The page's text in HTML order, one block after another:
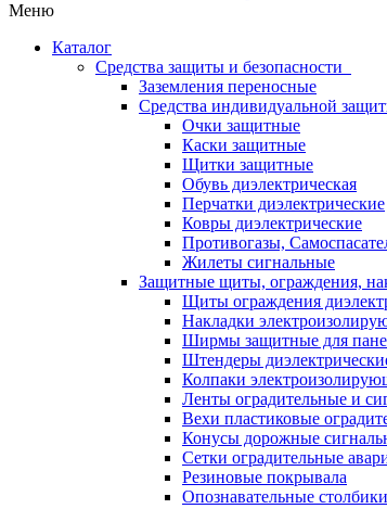
Меню
Каталог
Средства защиты и безопасности
Заземления переносные
Средства индивидуальной
Очки защитные
Каски защитные
Щитки защитные
Обувь диэлектрическая
Перчатки диэлектрические
Ковры диэлектрические
Противогазы,
Жилеты сигнальные
Защитные щиты, ограждения,
Щиты ограждения
Накладки
Ширмы защитные для
Штендеры
Колпаки
Ленты оградительные и
Вехи пластиковые
Конусы дорожные
Сетки оградительные
Резиновые покрывала
Опознавательные столбики